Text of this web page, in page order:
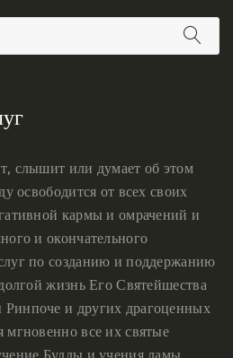
слышит или думает об этом
освободится от всех своих
кармы и омрачений и
и окончательного
по созданию и поддержанию
жизнь Его Святейшества
и других драгоценных
мгновенно все их святые
Будды и учения ламы